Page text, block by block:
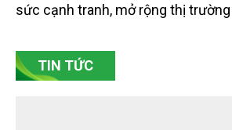
sức cạnh tranh, mở rộng thị
Bắc Ninh, nhiều nghệ nhân và cơ
chủ động đổi mới tư duy, đầu tư
TIN TỨC